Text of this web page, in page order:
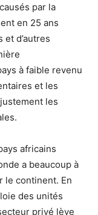
par la
en 25 ans
d’autres
à faible revenu
et les
les
africains
a beaucoup à
le continent. En
des unités
privé lève